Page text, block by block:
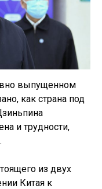
выпущенном
как страна под
и трудности,
из двух
Китая к